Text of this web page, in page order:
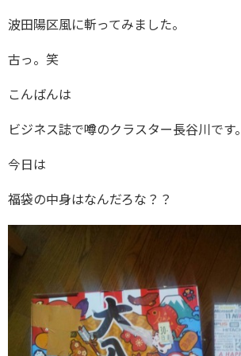
波田陽区風に斬ってみました。
古っ。笑
こんばんは
ビジネス誌で噂のクラスター長谷川です。
今日は
福袋の中身はなんだろな？？